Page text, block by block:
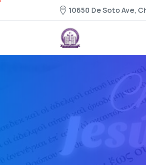
10650 De Soto Ave,